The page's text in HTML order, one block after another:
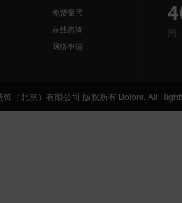
免费量尺
在线咨询
网络申请
周
（北京）有限公司 版权所有 Boloni. All